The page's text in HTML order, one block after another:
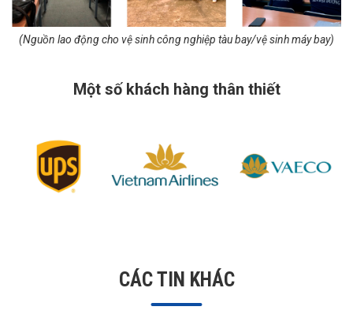
(Nguồn lao động cho vệ sinh công nghiệp tàu bay/vệ sinh máy bay)
Một số khách hàng thân thiết
CÁC TIN KHÁC